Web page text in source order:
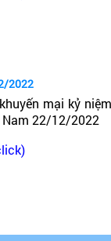
2022
mại kỷ
Nam 22/12/2022